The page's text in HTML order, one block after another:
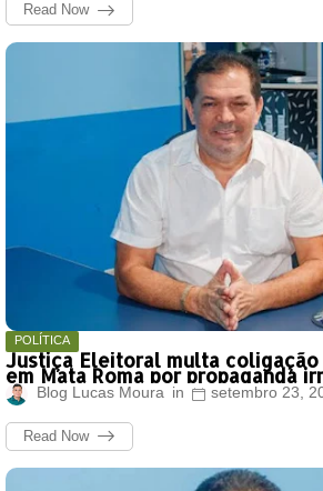
Read Now
POLÍTICA
Justiça Eleitoral multa
em Mata Roma por propaganda
Blog Lucas Moura setembro 23,
Read Now